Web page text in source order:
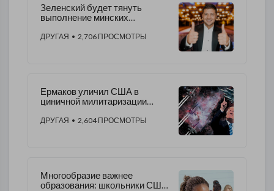
Зеленский будет тянуть
выполнение минских
ДРУГАЯ • 2,706 ПРОСМОТРЫ
Ермаков уличил США в
циничной милитаризации
ДРУГАЯ • 2,604 ПРОСМОТРЫ
Многообразие важнее
образования: школьники США